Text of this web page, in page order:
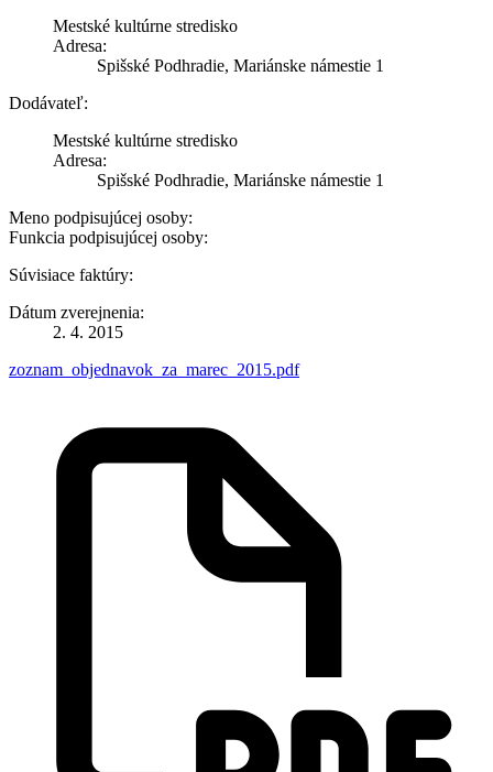
Mestské kultúrne stredisko
Adresa:
Spišské Podhradie, Mariánske námestie 1
Dodávateľ:
Mestské kultúrne stredisko
Adresa:
Spišské Podhradie, Mariánske námestie 1
Meno podpisujúcej osoby:
Funkcia podpisujúcej osoby:
Súvisiace faktúry:
Dátum zverejnenia:
2. 4. 2015
zoznam_objednavok_za_marec_2015.pdf